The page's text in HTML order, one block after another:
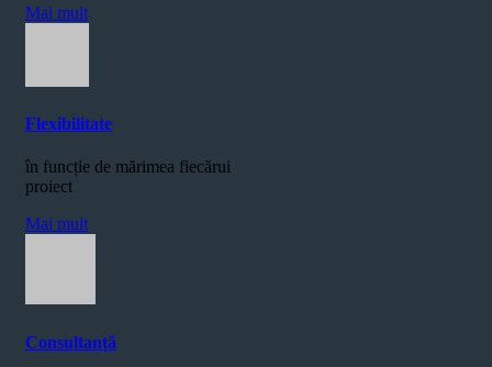
Mai mult
Flexibilitate
în funcție de mărimea fiecărui
proiect
Mai mult
Consultanță